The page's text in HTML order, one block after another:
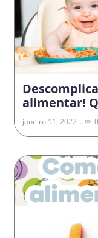
alimentar!
janeiro 11, 2022 0